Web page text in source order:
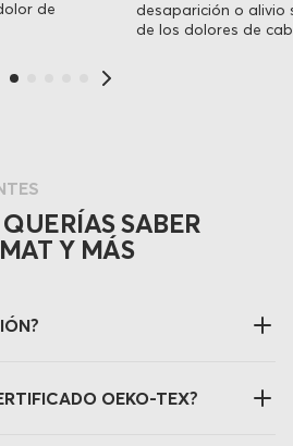
de
desaparición o alivio
de los dolores de
SABER
Y MÁS
OEKO-TEX?